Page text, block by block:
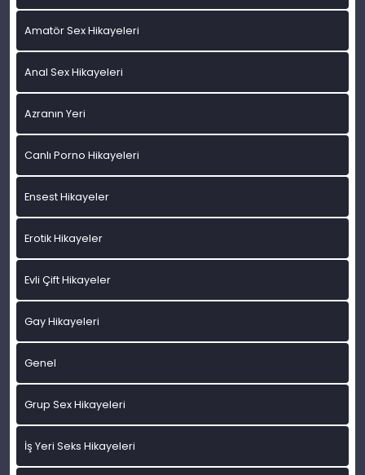
Amatör Sex Hikayeleri
Anal Sex Hikayeleri
Azranın Yeri
Canlı Porno Hikayeleri
Ensest Hikayeler
Erotik Hikayeler
Evli Çift Hikayeler
Gay Hikayeleri
Genel
Grup Sex Hikayeleri
İş Yeri Seks Hikayeleri